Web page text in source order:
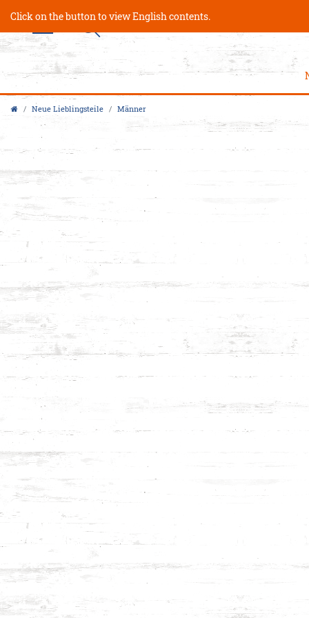
Click on the button to view English contents.
Neue Lieblingsteile Männer